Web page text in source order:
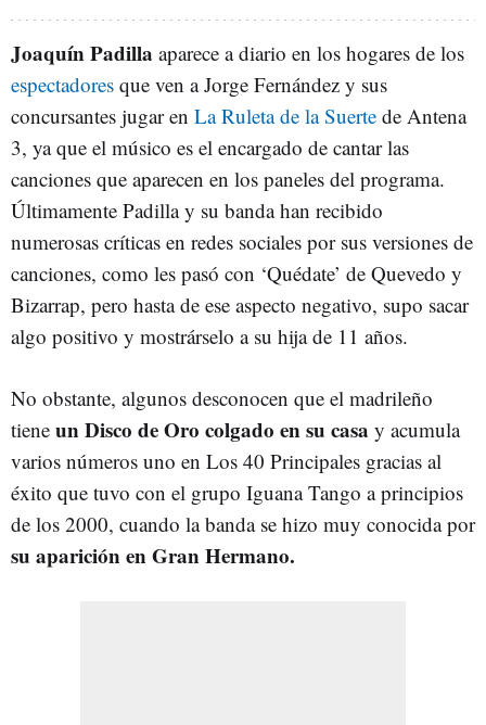
Joaquín Padilla aparece a diario en los hogares de los
espectadores que ven a Jorge Fernández y sus
concursantes jugar en La Ruleta de la Suerte de Antena
3, ya que el músico es el encargado de cantar las
canciones que aparecen en los paneles del programa.
Últimamente Padilla y su banda han recibido
numerosas críticas en redes sociales por sus versiones de
canciones, como les pasó con ‘Quédate’ de Quevedo y
Bizarrap, pero hasta de ese aspecto negativo, supo sacar
algo positivo y mostrárselo a su hija de 11 años.
No obstante, algunos desconocen que el madrileño
tiene un Disco de Oro colgado en su casa y acumula
varios números uno en Los 40 Principales gracias al
éxito que tuvo con el grupo Iguana Tango a principios
de los 2000, cuando la banda se hizo muy conocida por
su aparición en Gran Hermano.